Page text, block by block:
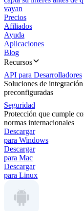
vayan
Precios
Afiliados
Ayuda
Aplicaciones
Blog
Recursos
API para Desarrolladores
Soluciones de integración
preconfiguradas
Seguridad
Protección que cumple
normas internacionales
Descargar
para Windows
Descargar
para Mac
Descargar
para Linux